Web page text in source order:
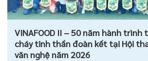
VINAFOOD II – 50 năm hành trình
cháy tinh thần đoàn kết tại Hội
văn nghệ năm 2026